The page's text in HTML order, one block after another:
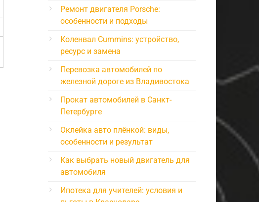
Ремонт двигателя Porsche:
особенности и подходы
Коленвал Cummins: устройство,
ресурс и замена
Перевозка автомобилей по
железной дороге из Владивостока
Прокат автомобилей в Санкт-
Петербурге
Оклейка авто плёнкой: виды,
особенности и результат
Как выбрать новый двигатель для
автомобиля
Ипотека для учителей: условия и